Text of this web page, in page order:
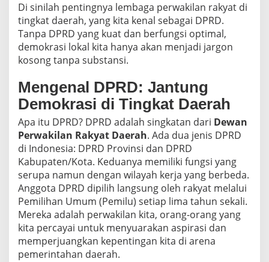
Di sinilah pentingnya lembaga perwakilan rakyat di
tingkat daerah, yang kita kenal sebagai DPRD.
Tanpa DPRD yang kuat dan berfungsi optimal,
demokrasi lokal kita hanya akan menjadi jargon
kosong tanpa substansi.
Mengenal DPRD: Jantung
Demokrasi di Tingkat Daerah
Apa itu DPRD? DPRD adalah singkatan dari Dewan
Perwakilan Rakyat Daerah. Ada dua jenis DPRD
di Indonesia: DPRD Provinsi dan DPRD
Kabupaten/Kota. Keduanya memiliki fungsi yang
serupa namun dengan wilayah kerja yang berbeda.
Anggota DPRD dipilih langsung oleh rakyat melalui
Pemilihan Umum (Pemilu) setiap lima tahun sekali.
Mereka adalah perwakilan kita, orang-orang yang
kita percayai untuk menyuarakan aspirasi dan
memperjuangkan kepentingan kita di arena
pemerintahan daerah.